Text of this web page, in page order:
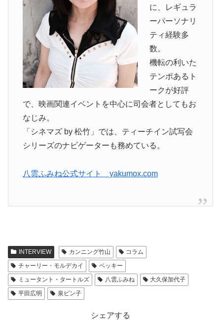
に、レギュラ
ーパーソナリ
ティ経験多
数。
機転の利いた
テンポあるト
ークが好評
で、映画関連イベントを中心に司会者としてもお
なじみ。
「シネマズ by 松竹」では、ティーチイン試写会
シリーズのナビゲーターも務めている。
八雲ふみね公式サイト yakumox.com
INTERVIEW カンニング竹山
コラム
チャーリー・モルデカイ
ベッキー
ミュータント・タートルズ
八雲ふみね
大久保加代子
平田広明
泉ピン子
シェアする